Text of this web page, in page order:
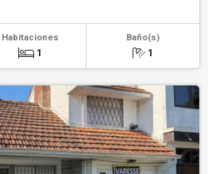
Habitaciones
1
Baño(s)
1